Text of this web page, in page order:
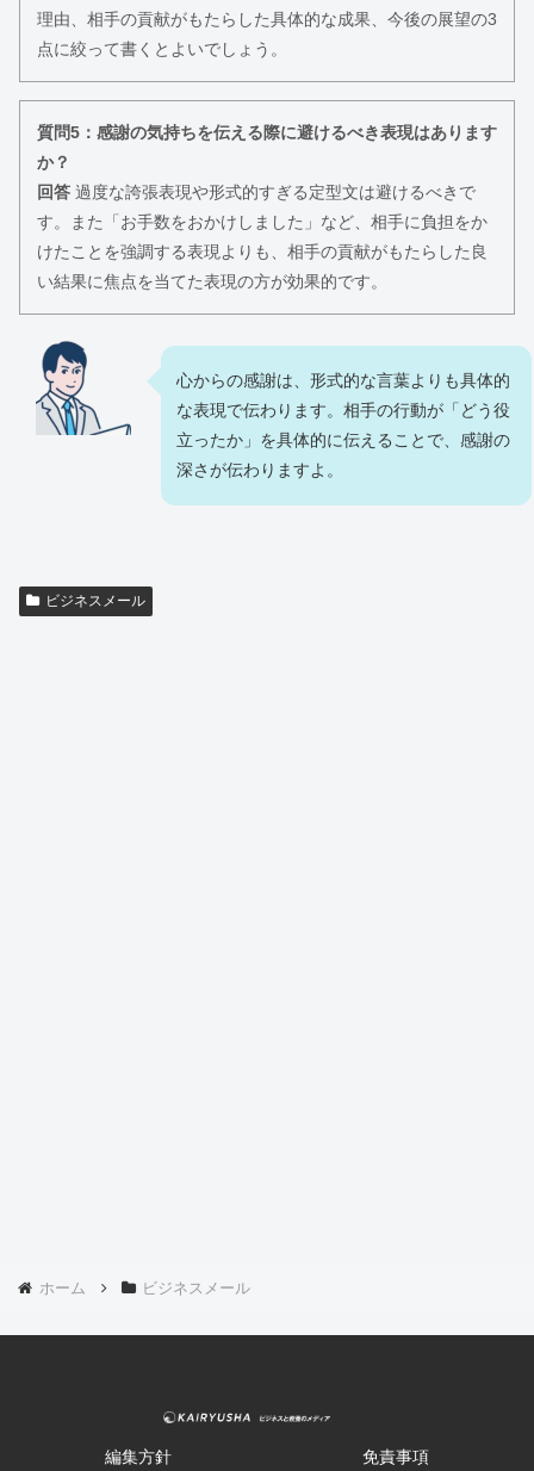
理由、相手の貢献がもたらした具体的な成果、今後の展望の3
点に絞って書くとよいでしょう。
質問5：感謝の気持ちを伝える際に避けるべき表現はあります
か？
回答 過度な誇張表現や形式的すぎる定型文は避けるべきで
す。また「お手数をおかけしました」など、相手に負担をか
けたことを強調する表現よりも、相手の貢献がもたらした良
い結果に焦点を当てた表現の方が効果的です。
心からの感謝は、形式的な言葉よりも具体的
な表現で伝わります。相手の行動が「どう役
立ったか」を具体的に伝えることで、感謝の
深さが伝わりますよ。
ビジネスメール
ホーム ビジネスメール
編集方針 免責事項